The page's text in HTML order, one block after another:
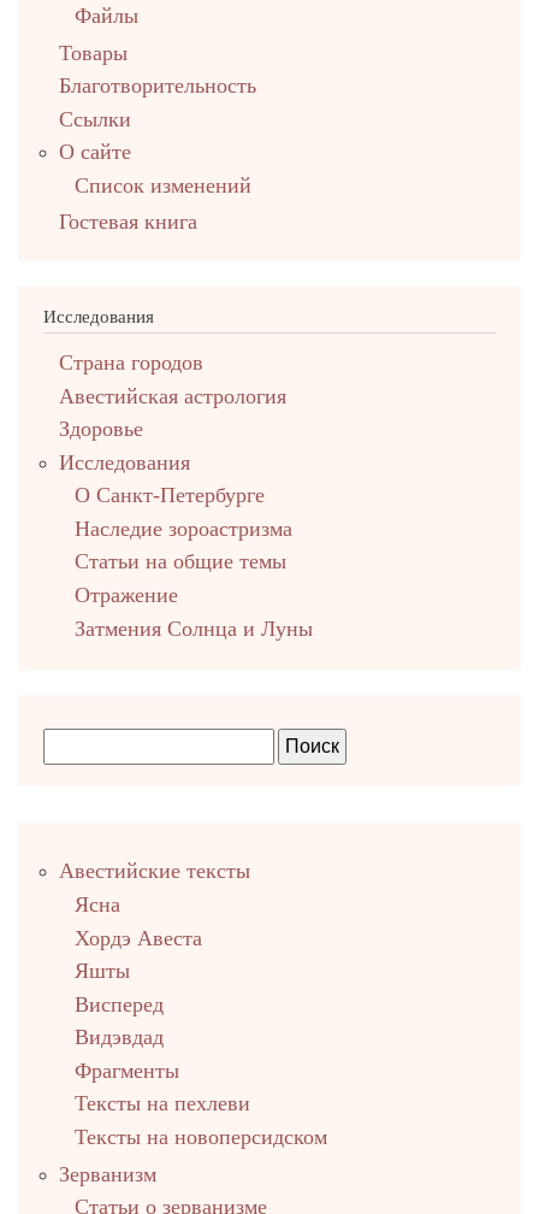
Файлы
Товары
Благотворительность
Ссылки
О сайте
Список изменений
Гостевая книга
Исследования
Страна городов
Авестийская астрология
Здоровье
Исследования
О Санкт-Петербурге
Наследие зороастризма
Cтатьи на общие темы
Отражение
Затмения Солнца и Луны
столбец
Авестийские тексты
Ясна
Хордэ Авеста
Яшты
Висперед
Видэвдад
Фрагменты
Тексты на пехлеви
Тексты на новоперсидском
Зерванизм
Статьи о зерванизме